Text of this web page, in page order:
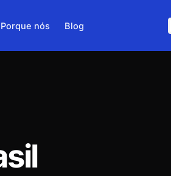
Porque nós Blog